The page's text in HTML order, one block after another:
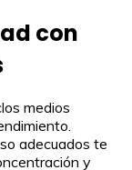
con
medios
adecuados te
y